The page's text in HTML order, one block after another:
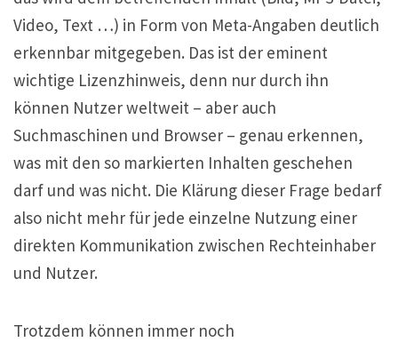
Video, Text …) in Form von Meta-Angaben deutlich
erkennbar mitgegeben. Das ist der eminent
wichtige Lizenzhinweis, denn nur durch ihn
können Nutzer weltweit – aber auch
Suchmaschinen und Browser – genau erkennen,
was mit den so markierten Inhalten geschehen
darf und was nicht. Die Klärung dieser Frage bedarf
also nicht mehr für jede einzelne Nutzung einer
direkten Kommunikation zwischen Rechteinhaber
und Nutzer.
Trotzdem können immer noch